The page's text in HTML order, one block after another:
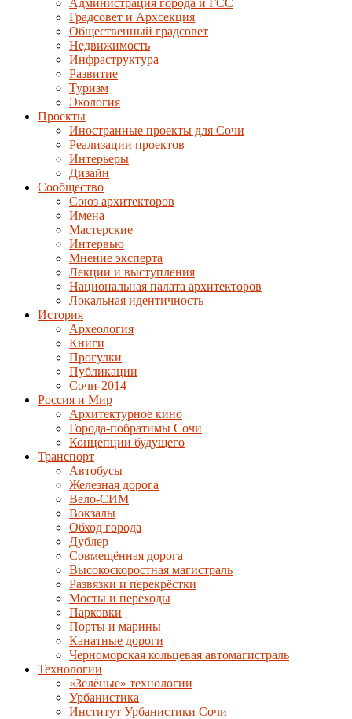
Администрация города и ГСС
Градсовет и Архсекция
Общественный градсовет
Недвижимость
Инфраструктура
Развитие
Туризм
Экология
Проекты
Иностранные проекты для Сочи
Реализации проектов
Интерьеры
Дизайн
Сообщество
Союз архитекторов
Имена
Мастерские
Интервью
Мнение эксперта
Лекции и выступления
Национальная палата архитекторов
Локальная идентичность
История
Археология
Книги
Прогулки
Публикации
Сочи-2014
Россия и Мир
Архитектурное кино
Города-побратимы Сочи
Концепции будущего
Транспорт
Автобусы
Железная дорога
Вело-СИМ
Вокзалы
Обход города
Дублер
Совмещённая дорога
Высокоскоростная магистраль
Развязки и перекрёстки
Мосты и переходы
Парковки
Порты и марины
Канатные дороги
Черноморская кольцевая автомагистраль
Технологии
«Зелёные» технологии
Урбанистика
Институт Урбанистики Сочи